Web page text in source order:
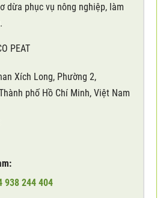
dừa phục vụ nông nghiệp, làm
PEAT
Xích Long, Phường 2,
phố Hồ Chí Minh, Việt Nam
938 244 404